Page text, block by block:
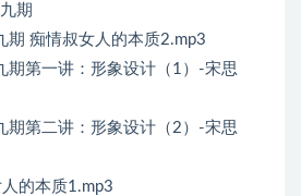
期
期 痴情叔女人的本质2.mp3
期第一讲：形象设计（1）-宋思
期第二讲：形象设计（2）-宋思
的本质1.mp3